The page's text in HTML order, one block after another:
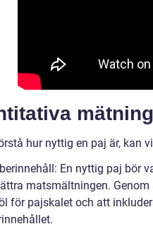
hur nyttig en paj är, kan
En nyttig paj bör
matsmältningen.
för pajskalet och att